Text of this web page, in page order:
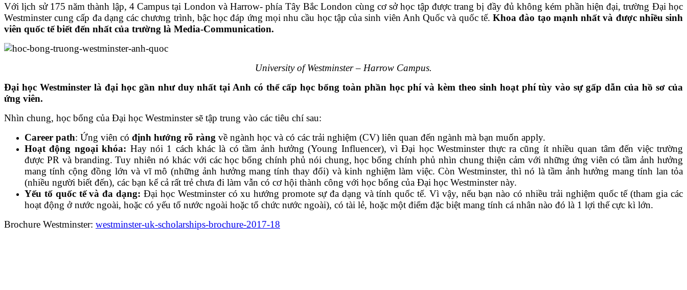
Với lịch sử 175 năm thành lập, 4 Campus tại London và Harrow- phía Tây Bắc London cùng cơ sở học tập được trang bị đầy đủ không kém phần hiện đại, trường Đại học
Westminster cung cấp đa dạng các chương trình, bậc học đáp ứng mọi nhu cầu học tập của sinh viên Anh Quốc và quốc tế.Khoa đào tạo mạnh nhất và được nhiều sinh
viên quốc tế biết đến nhất của trường là Media-Communication.
University of Westminster – Harrow Campus.
Đại học Westminster là đại học gần như duy nhất tại Anh có thể cấp học bổng toàn phần học phí và kèm theo sinh hoạt phí tùy vào sự gấp dẫn của hồ sơ của
ứng viên.
Nhìn chung, học bổng của Đại học Westminster sẽ tập trung vào các tiêu chí sau:
Career path: Ứng viên có định hướng rõ ràng về ngành học và có các trải nghiệm (CV) liên quan đến ngành mà bạn muốn apply.
Hoạt động ngoại khóa: Hay nói 1 cách khác là có tầm ảnh hưởng (Young Influencer), vì Đại học Westminster thực ra cũng ít nhiều quan tâm đến việc trường
được PR và branding. Tuy nhiên nó khác với các học bổng chính phủ nói chung, học bổng chính phủ nhìn chung thiện cảm với những ứng viên có tầm ảnh hưởng
mang tính cộng đồng lớn và vĩ mô (những ảnh hưởng mang tính thay đổi) và kinh nghiệm làm việc. Còn Westminster, thì nó là tầm ảnh hưởng mang tính lan tỏa
(nhiều người biết đến), các bạn kể cả rất trẻ chưa đi làm vẫn có cơ hội thành công với học bổng của Đại học Westminster này.
Yếu tố quốc tế và đa dạng: Đại học Westminster có xu hướng promote sự đa dạng và tính quốc tế. Vì vậy, nếu bạn nào có nhiều trải nghiệm quốc tế (tham gia các
hoạt động ở nước ngoài, hoặc có yếu tố nước ngoài hoặc tổ chức nước ngoài), có tài lẻ, hoặc một điểm đặc biệt mang tính cá nhân nào đó là 1 lợi thế cực kì lớn.
Brochure Westminster: westminster-uk-scholarships-brochure-2017-18